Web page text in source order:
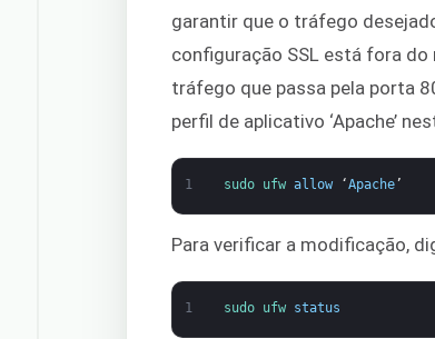
garantir que o tráfego
configuração SSL está fora
tráfego que passa pela porta
perfil de aplicativo ‘Apache’
1 sudo ufw allow ‘Apache’
Para verificar a modificação,
1 sudo ufw status